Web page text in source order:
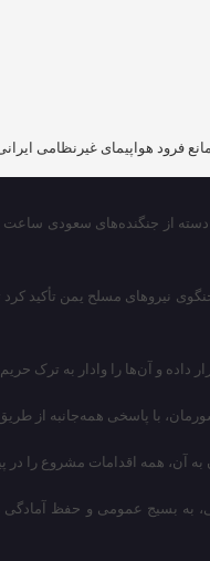
فرود هواپیمای غیرنظامی
مجروحان و بیماران را جابه‌جا
داده و آن‌ها را وادار به ترک
با پاسخی همه‌جانبه از
به آن، همه اقدامات مشروع را
بسیج عمومی و حفظ آمادگی